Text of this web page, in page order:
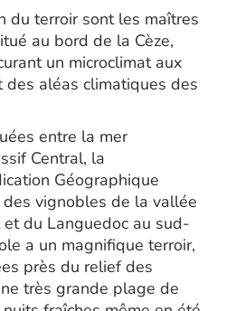
du terroir sont les maîtres
au bord de la Cèze,
un microclimat aux
aléas climatiques des
entre la mer
Central, la
Géographique
vignobles de la vallée
du Languedoc au sud-
a un magnifique terroir,
près du relief des
très grande plage de